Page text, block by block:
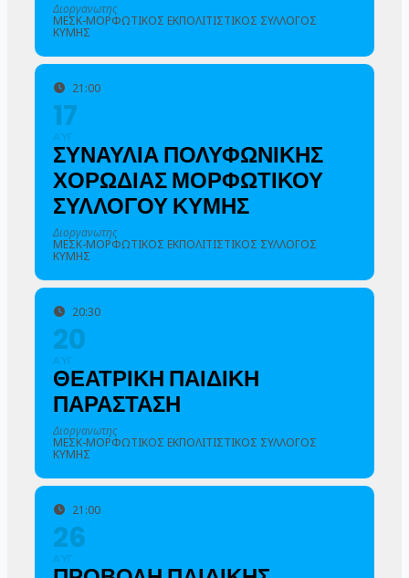
Διοργανωτης
ΜΕΣΚ-ΜΟΡΦΩΤΙΚΟΣ ΕΚΠΟΛΙΤΙΣΤΙΚΟΣ ΣΥΛΛΟΓΟΣ
ΚΥΜΗΣ
21:00
17
ΑΎΓ
ΣΥΝΑΥΛΙΑ ΠΟΛΥΦΩΝΙΚΗΣ
ΧΟΡΩΔΙΑΣ ΜΟΡΦΩΤΙΚΟΥ
ΣΥΛΛΟΓΟΥ ΚΥΜΗΣ
Διοργανωτης
ΜΕΣΚ-ΜΟΡΦΩΤΙΚΟΣ ΕΚΠΟΛΙΤΙΣΤΙΚΟΣ ΣΥΛΛΟΓΟΣ
ΚΥΜΗΣ
20:30
20
ΑΎΓ
ΘΕΑΤΡΙΚΗ ΠΑΙΔΙΚΗ
ΠΑΡΑΣΤΑΣΗ
Διοργανωτης
ΜΕΣΚ-ΜΟΡΦΩΤΙΚΟΣ ΕΚΠΟΛΙΤΙΣΤΙΚΟΣ ΣΥΛΛΟΓΟΣ
ΚΥΜΗΣ
21:00
26
ΑΎΓ